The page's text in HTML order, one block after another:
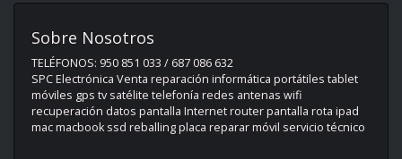
Sobre Nosotros
TELÉFONOS: 950 851 033 / 687 086 632
SPC Electrónica Venta reparación informática portátiles tablet
móviles gps tv satélite telefonía redes antenas wifi
recuperación datos pantalla Internet router pantalla rota ipad
mac macbook ssd reballing placa reparar móvil servicio técnico